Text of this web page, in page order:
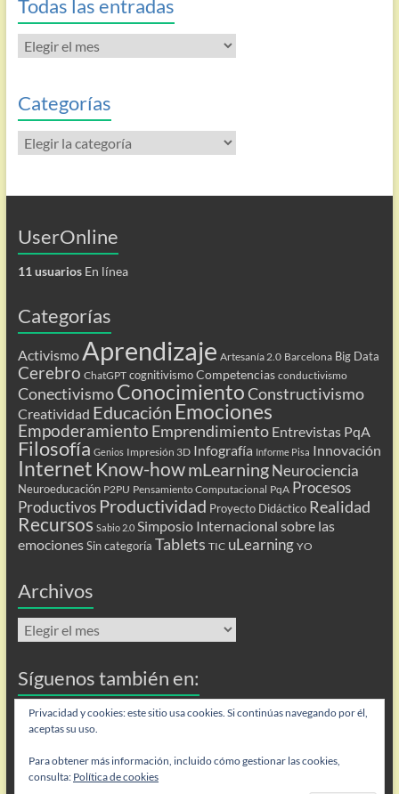
Todas las entradas
Todas
las
Categorías
Categorías
UserOnline
11 usuariosEn línea
Categorías
Activismo Aprendizaje Artesanía 2.0 Barcelona Big Data
Cerebro ChatGPT cognitivismo Competencias conductivismo
ConectivismoConocimientoConstructivismo
Creatividad Educación Emociones
Empoderamiento Emprendimiento Entrevistas PqA
Filosofía Genios Impresión 3D Infografía Informe Pisa Innovación
Internet Know-howmLearning Neurociencia
Neuroeducación P2PU Pensamiento Computacional PqA Procesos
Productivos Productividad Proyecto Didáctico Realidad
Recursos Sabio 2.0 Simposio Internacional sobre las
emociones Sin categoría Tablets TIC uLearning YO
Archivos
Archivos
Síguenos también en:
Flip
Privacidad y cookies: este sitio usa cookies. Si continúas navegando por él,
aceptas su uso.
Para obtener más información, incluido cómo gestionar las cookies,
consulta: Política de cookies